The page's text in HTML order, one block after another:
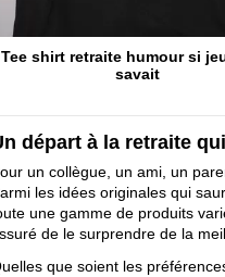
Tee shirt retraite humour si
savait
départ à la retraite
un collègue, un ami, un
les idées originales qui
une gamme de produits
de le surprendre de la
que soient les